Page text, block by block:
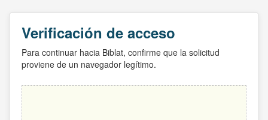
Verificación de acceso
Para continuar hacia Biblat, confirme que la solicitud
proviene de un navegador legítimo.